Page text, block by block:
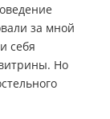
за мной
себя
Но